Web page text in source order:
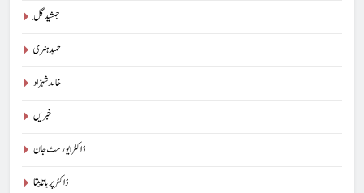
جمشید گِل
حمید ہنری
خالد شہزاد
خبریں
ڈاکٹر ایورسٹ جان
ڈاکٹر پریا تابیتا